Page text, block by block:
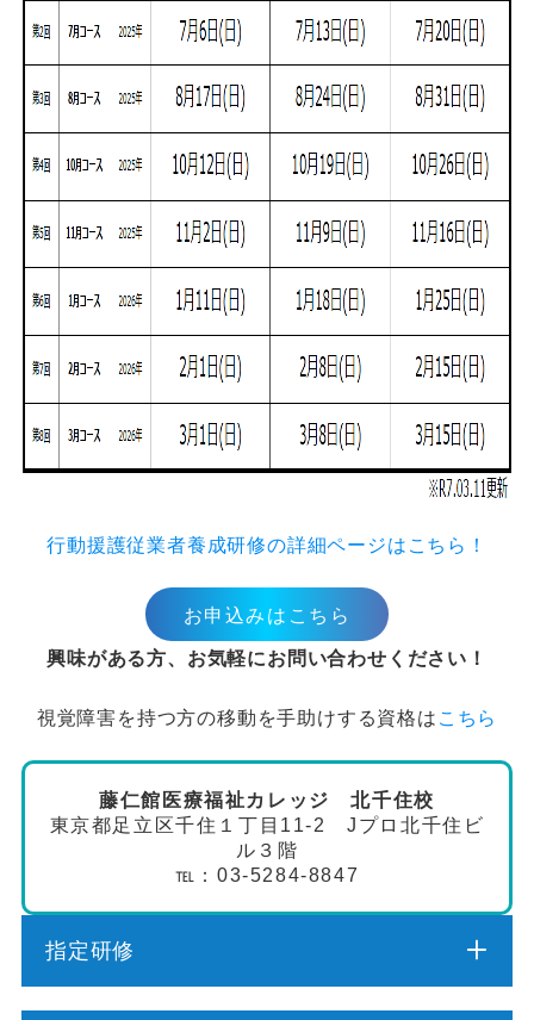
行動援護従業者養成研修の詳細ページはこちら！
お申込みはこちら
興味がある方、お気軽にお問い合わせください！
視覚障害を持つ方の移動を手助けする資格は こちら
藤仁館医療福祉カレッジ 北千住校
東京都足立区千住１丁目11-2 Jプロ北千住ビ
ル３階
℡：03-5284-8847
指定研修